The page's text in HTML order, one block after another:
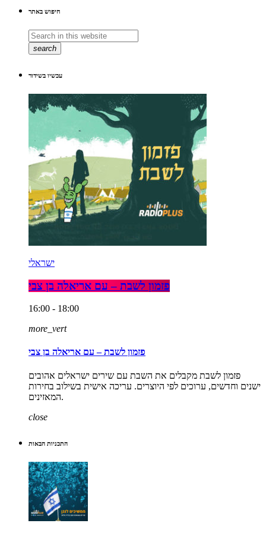
חיפוש באתר
search
עכשיו בשידור
ישראלי
פזמון לשבת – עם אריאלה בן צבי
16:00 - 18:00
more_vert
פזמון לשבת – עם אריאלה בן צבי
פזמון לשבת מקבלים את השבת עם שירים ישראלים אהובים
ישנים וחדשים, ערוכים לפי היוצרים. עריכה אישית בשילוב בחירות
המאזינים.
close
התכניות הבאות